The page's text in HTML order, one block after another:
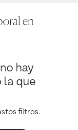
en
hay
la que
filtros.